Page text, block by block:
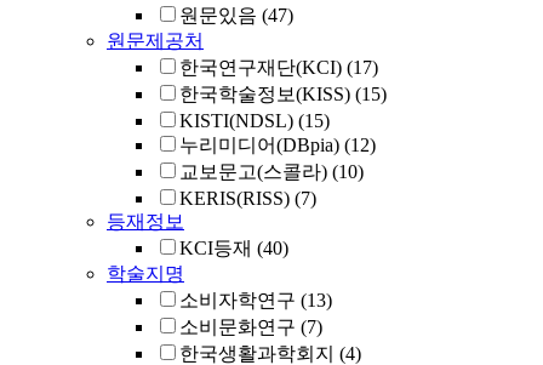
원문있음 (47)
원문제공처
한국연구재단(KCI) (17)
한국학술정보(KISS) (15)
KISTI(NDSL) (15)
누리미디어(DBpia) (12)
교보문고(스콜라) (10)
KERIS(RISS) (7)
등재정보
KCI등재 (40)
학술지명
소비자학연구 (13)
소비문화연구 (7)
한국생활과학회지 (4)